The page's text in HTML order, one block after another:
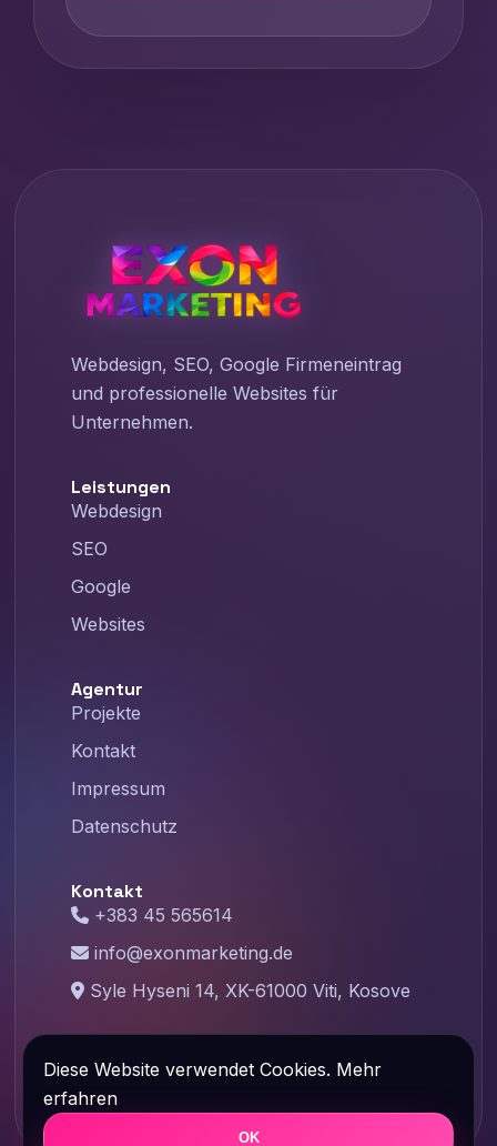
Webdesign, SEO, Google Firmeneintrag
und professionelle Websites für
Unternehmen.
Leistungen
Webdesign
SEO
Google
Websites
Agentur
Projekte
Kontakt
Impressum
Datenschutz
Kontakt
+383 45 565614
info@exonmarketing.de
Syle Hyseni 14, XK-61000 Viti, Kosove
©2026Exon Marketing – Designed with
Diese Website verwendet Cookies. Mehr
erfahren
OK